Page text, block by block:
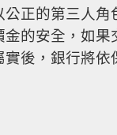
正的第三人角
的安全，如果
後，銀行將依